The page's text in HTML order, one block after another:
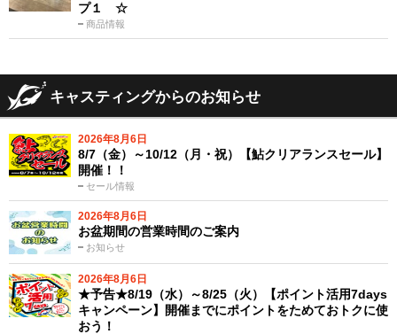
商品情報
プ１ ☆
キャスティングからのお知らせ
2026年8月6日
セール情報
8/7（金）～10/12（月・祝）【鮎クリアランスセール】
開催！！
2026年8月6日
お知らせ
お盆期間の営業時間のご案内
2026年8月6日
★予告★8/19（水）～8/25（火）【ポイント活用7days
キャンペーン】開催までにポイントをためておトクに使
おう！